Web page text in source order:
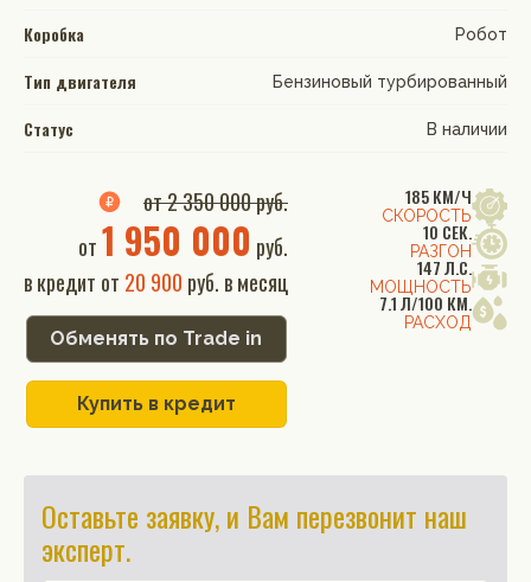
Коробка Робот
Тип двигателя Бензиновый турбированный
Статус В наличии
185 КМ/Ч
СКОРОСТЬ
10 СЕК.
РАЗГОН
147 Л.С.
МОЩНОСТЬ
7.1 Л/100 КМ.
РАСХОД
от 2 350 000 руб.
от1 950 000 руб.
в кредит от 20 900 руб. в месяц
Обменять по Trade in
Купить в кредит
Оставьте заявку, и Вам перезвонит наш
эксперт.